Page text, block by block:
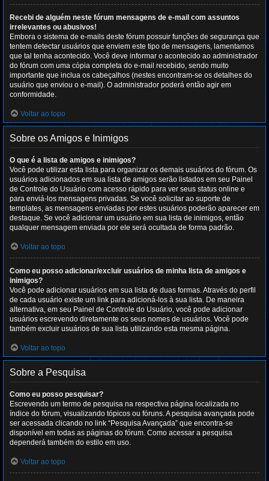
Recebi de alguém neste fórum mensagens de e-mail com assuntos
irrelevantes ou abusivos!
Embora o sistema de e-mails deste fórum possuir funções de segurança que
tentem detectar usuários que enviem este tipo de mensagens, lamentamos
que tal tenha acontecido. Você deve informar o acontecido ao administrador
do fórum com uma cópia completa do e-mail recebido, sendo muito
importante que inclua os cabeçalhos (nestes encontram-se os detalhes do
usuário que enviou o e-mail). O administrador poderá então agir em
conformidade.
Voltar ao topo
Sobre os Amigos e Inimigos
O que é a lista de amigos e inimigos?
Você pode utilizar esta lista para organizar os demais usuários do fórum. Os
usuários adicionados em sua lista de amigos serão listados em seu Painel
de Controle do Usuário com acesso rápido para ver seus status online e
para enviá-los mensagens privadas. Se você solicitar ao suporte de
templates, as mensagens enviadas por estes usuários poderão aparecer em
destaque. Se você adicionar um usuário em sua lista de inimigos, então
qualquer mensagem enviada por ele será ocultada de forma padrão.
Voltar ao topo
Como eu posso adicionar/excluir usuários de minha lista de amigos e
inimigos?
Você pode adicionar usuários em sua lista de duas formas. Através do perfil
de cada usuário existe um link para adicioná-los à sua lista. De maneira
alternativa, em seu Painel de Controle do Usuário, você pode adicionar
usuários escrevendo diretamente os seus nomes de usuários. Você pode
também excluir usuários de sua lista utilizando esta mesma página.
Voltar ao topo
Sobre a Pesquisa
Como eu posso pesquisar?
Escrevendo um termo de pesquisa na respectiva página localizada no
índice do fórum, visualizando tópicos ou fóruns. A pesquisa avançada pode
ser acessada clicando no link “Pesquisa Avançada” que encontra-se
disponível em todas as páginas do fórum. Como acessar a pesquisa
dependerá também do estilo em uso.
Voltar ao topo